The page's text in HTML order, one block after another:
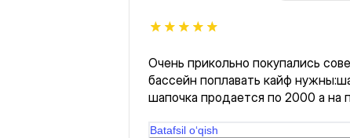
Очень прикольно покупались
бассейн поплавать кайф
шапочка продается по 2000 а на
классно и снова повторяюсь
Batafsil o‘qish